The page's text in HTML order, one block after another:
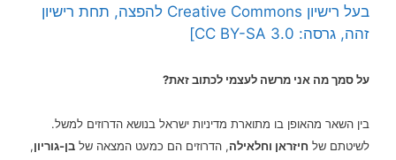
בעל רישיון Creative Commons להפצה, תחת רישיון
זהה, גרסה: CC BY-SA 3.0]
על סמך מה אני מרשה לעצמי לכתוב זאת?
בין השאר מהאופן בו מתוארת מדיניות ישראל בנושא הדרוזים למשל.
לשיטתם של חיזראן וחלאילה, הדרוזים הם כמעט המצאה של בן-גוריון,